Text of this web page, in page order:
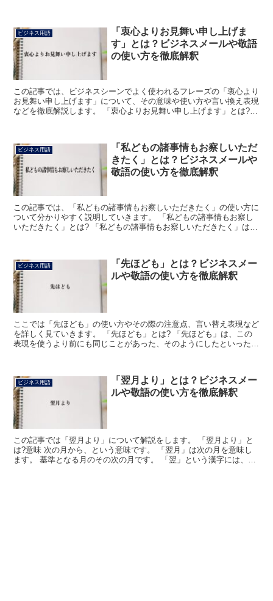
ビジネス用語
「衷心よりお見舞い申し上げま
す」とは？ビジネスメールや敬語
の使い方を徹底解釈
この記事では、ビジネスシーンでよく使われるフレーズの「衷心より
お見舞い申し上げます」について、その意味や使い方や言い換え表現
などを徹底解説します。 「衷心よりお見舞い申し上げます」とは?
ビジネス用語
「私どもの諸事情もお察しいただ
きたく」とは？ビジネスメールや
敬語の使い方を徹底解釈
この記事では、「私どもの諸事情もお察しいただきたく」の使い方に
ついて分かりやすく説明していきます。 「私どもの諸事情もお察し
いただきたく」とは? 「私どもの諸事情もお察しいただきたく」は、
ビジネス用語
「先ほども」とは？ビジネスメー
ルや敬語の使い方を徹底解釈
ここでは「先ほども」の使い方やその際の注意点、言い替え表現など
を詳しく見ていきます。 「先ほども」とは? 「先ほども」は、この
表現を使うより前にも同じことがあった、そのようにしたといった意
ビジネス用語
「翌月より」とは？ビジネスメー
ルや敬語の使い方を徹底解釈
この記事では「翌月より」について解説をします。 「翌月より」と
は?意味 次の月から、という意味です。 「翌月」は次の月を意味し
ます。 基準となる月のその次の月です。 「翌」という漢字には、そ